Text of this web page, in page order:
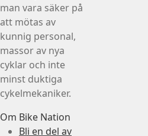
man vara säker på
att mötas av
kunnig personal,
massor av nya
cyklar och inte
minst duktiga
cykelmekaniker.
Om Bike Nation
Bli en del av